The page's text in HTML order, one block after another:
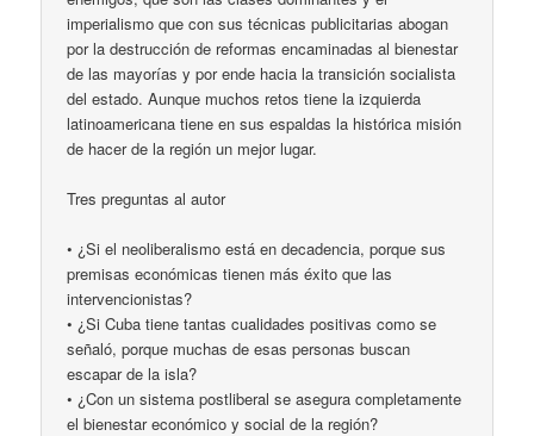
imperialismo que con sus técnicas publicitarias abogan
por la destrucción de reformas encaminadas al bienestar
de las mayorías y por ende hacia la transición socialista
del estado. Aunque muchos retos tiene la izquierda
latinoamericana tiene en sus espaldas la histórica misión
de hacer de la región un mejor lugar.
Tres preguntas al autor
• ¿Si el neoliberalismo está en decadencia, porque sus
premisas económicas tienen más éxito que las
intervencionistas?
• ¿Si Cuba tiene tantas cualidades positivas como se
señaló, porque muchas de esas personas buscan
escapar de la isla?
• ¿Con un sistema postliberal se asegura completamente
el bienestar económico y social de la región?